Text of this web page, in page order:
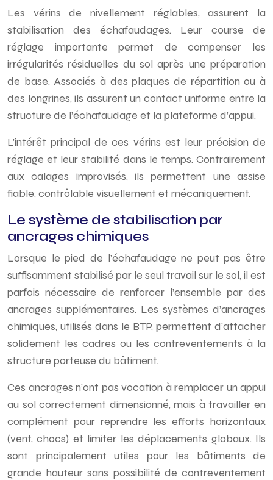
Les vérins de nivellement réglables, assurent la
stabilisation des échafaudages. Leur course de
réglage importante permet de compenser les
irrégularités résiduelles du sol après une préparation
de base. Associés à des plaques de répartition ou à
des longrines, ils assurent un contact uniforme entre la
structure de l’échafaudage et la plateforme d’appui.
L’intérêt principal de ces vérins est leur précision de
réglage et leur stabilité dans le temps. Contrairement
aux calages improvisés, ils permettent une assise
fiable, contrôlable visuellement et mécaniquement.
Le système de stabilisation par
ancrages chimiques
Lorsque le pied de l’échafaudage ne peut pas être
suffisamment stabilisé par le seul travail sur le sol, il est
parfois nécessaire de renforcer l’ensemble par des
ancrages supplémentaires. Les systèmes d’ancrages
chimiques, utilisés dans le BTP, permettent d’attacher
solidement les cadres ou les contreventements à la
structure porteuse du bâtiment.
Ces ancrages n’ont pas vocation à remplacer un appui
au sol correctement dimensionné, mais à travailler en
complément pour reprendre les efforts horizontaux
(vent, chocs) et limiter les déplacements globaux. Ils
sont principalement utiles pour les bâtiments de
grande hauteur sans possibilité de contreventement